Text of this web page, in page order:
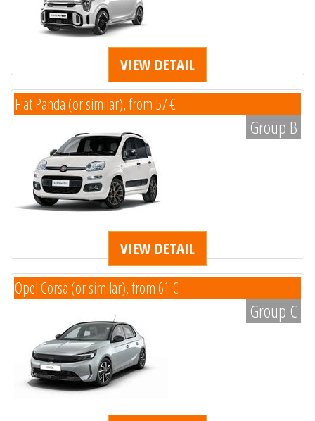
VIEW DETAIL
Fiat Panda (or similar), from 57 €
Group B
VIEW DETAIL
Opel Corsa (or similar), from 61 €
Group C